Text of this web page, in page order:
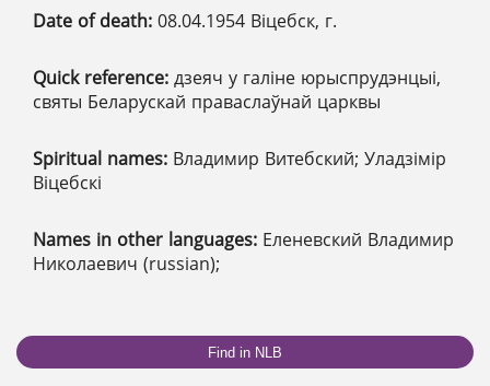
Date of death: 08.04.1954 Віцебск, г.
Quick reference: дзеяч у галіне юрыспрудэнцыі,
святы Беларускай праваслаўнай царквы
Spiritual names: Владимир Витебский; Уладзімір
Віцебскі
Names in other languages: Еленевский Владимир
Николаевич (russian);
Find in NLB